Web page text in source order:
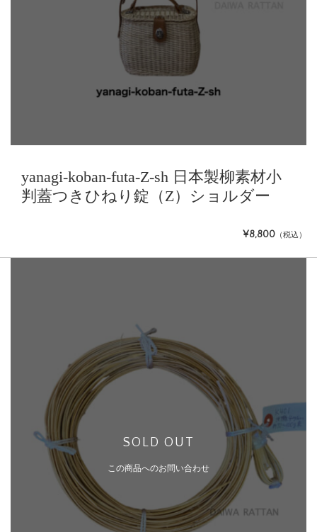
yanagi-koban-futa-Z-sh 日本製柳素材小
判蓋つきひねり錠（Z）ショルダー
¥8,800 （税込）
SOLD OUT
この商品へのお問い合わせ